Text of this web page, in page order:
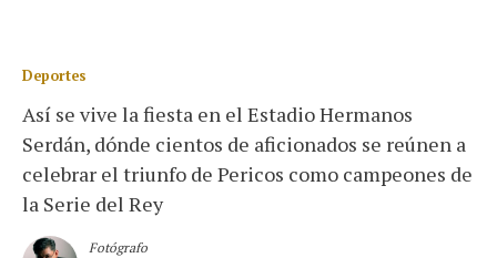
Deportes
Así se vive la fiesta en el Estadio Hermanos
Serdán, dónde cientos de aficionados se reúnen a
celebrar el triunfo de Pericos como campeones de
la Serie del Rey
Fotógrafo